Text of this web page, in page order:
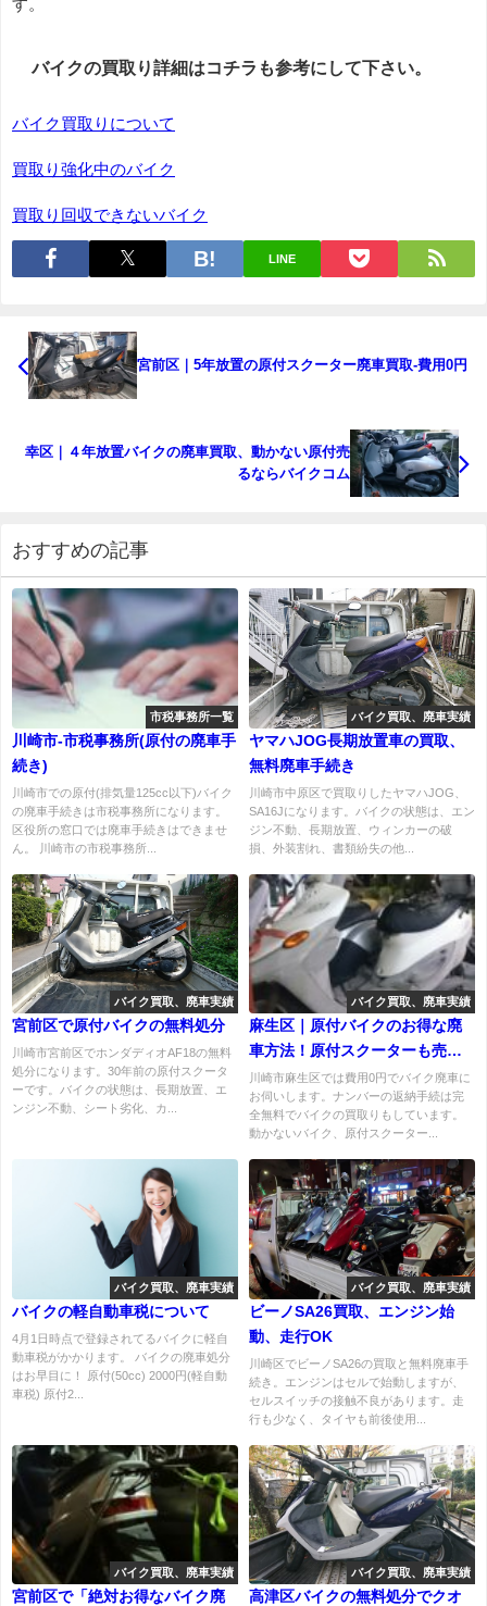
す。
バイクの買取り詳細はコチラも参考にして下さい。
バイク買取りについて
買取り強化中のバイク
買取り回収できないバイク
LINE
宮前区｜5年放置の原付スクーター廃車買取-費用0円
幸区｜４年放置バイクの廃車買取、動かない原付売
るならバイクコム
おすすめの記事
市税事務所一覧
川崎市-市税事務所(原付の廃車手
続き)
川崎市での原付(排気量125cc以下)バイク
の廃車手続きは市税事務所になります。
区役所の窓口では廃車手続きはできませ
ん。 川崎市の市税事務所...
バイク買取、廃車実績
ヤマハJOG長期放置車の買取、
無料廃車手続き
川崎市中原区で買取りしたヤマハJOG、
SA16Jになります。バイクの状態は、エン
ジン不動、長期放置、ウィンカーの破
損、外装割れ、書類紛失の他...
バイク買取、廃車実績
宮前区で原付バイクの無料処分
川崎市宮前区でホンダディオAF18の無料
処分になります。30年前の原付スクータ
ーです。バイクの状態は、長期放置、エ
ンジン不動、シート劣化、カ...
バイク買取、廃車実績
麻生区｜原付バイクのお得な廃
車方法！原付スクーターも売れ
ます
川崎市麻生区では費用0円でバイク廃車に
お伺いします。ナンバーの返納手続は完
全無料でバイクの買取りもしています。
動かないバイク、原付スクーター...
バイク買取、廃車実績
バイクの軽自動車税について
4月1日時点で登録されてるバイクに軽自
動車税がかかります。 バイクの廃車処分
はお早目に！ 原付(50cc) 2000円(軽自動
車税) 原付2...
バイク買取、廃車実績
ビーノSA26買取、エンジン始
動、走行OK
川崎区でビーノSA26の買取と無料廃車手
続き。エンジンはセルで始動しますが、
セルスイッチの接触不良があります。走
行も少なく、タイヤも前後使用...
バイク買取、廃車実績
宮前区で「絶対お得なバイク廃
バイク買取、廃車実績
高津区バイクの無料処分でクオ